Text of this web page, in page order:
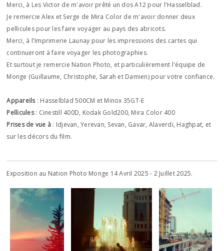
Merci, à Les Victor de m'avoir prêté un dos A12 pour l'Hasselblad.
Je remercie Alex et Serge de Mira Color de m'avoir donner deux
pellicules pour les faire voyager au pays des abricots.
Merci, à l'Imprimerie Launay pour les impressions des cartes qui
continueront à faire voyager les photographies.
Et surtout je remercie Nation Photo, et particulièrement l'équipe de
Monge (Guillaume, Christophe, Sarah et Damien) pour votre confiance.
Appareils: Hasselblad 500CM et Minox 35GT-E
Pellicules: Cinestill 400D, Kodak Gold200, Mira Color 400
Prises de vue à : Idjevan, Yerevan, Sevan, Gavar, Alaverdi, Haghpat, et
sur les décors du film.
Exposition au Nation Photo Monge 14 Avril 2025 - 2 Juillet 2025.